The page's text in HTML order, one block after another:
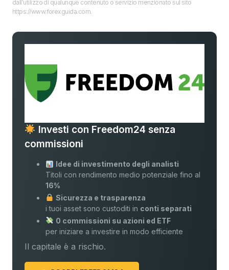
dall'utilizzo di qualunque contenuto o servizio menzionato sul sito
https://www.forexguida.com.
Investi con Freedom24 senza
commissioni
Idee di investimento degli analisti
Titoli con rendimento medio potenziale fino al
16%
Sicurezza e trasparenza
i tuoi asset sono custoditi in conti separati
0 commissioni su azioni ed ETF
per iniziare a investire in modo efficiente
Il capitale è a rischio.